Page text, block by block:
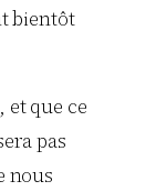
bientôt
et que ce
pas
nous